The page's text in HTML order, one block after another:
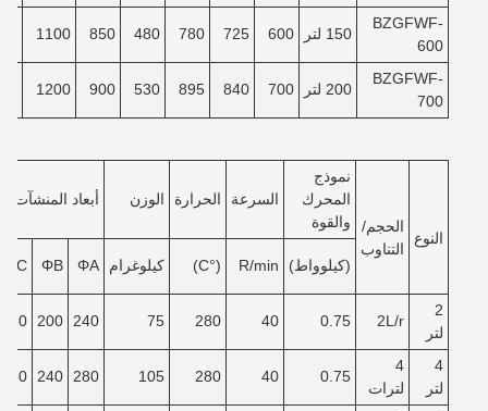
BZGFWF-
600
150 لتر 600
725
780
480
850
1100
BZGFWF-
700
200 لتر 700
840
895
530
900
1200
النوع
الحجم/
التناوب
نموذج
المحرك
والقوة
السرعة الحرارة الوزن أبعاد المنشآت
(كيلوواط) R/min
(°C) كيلوغرام ΦA
ΦB
ΦC
2
لتر
2L/r
0.75
40
280
75
240
200
150
4
لتر
4
لترات
0.75
40
280
105
280
240
180